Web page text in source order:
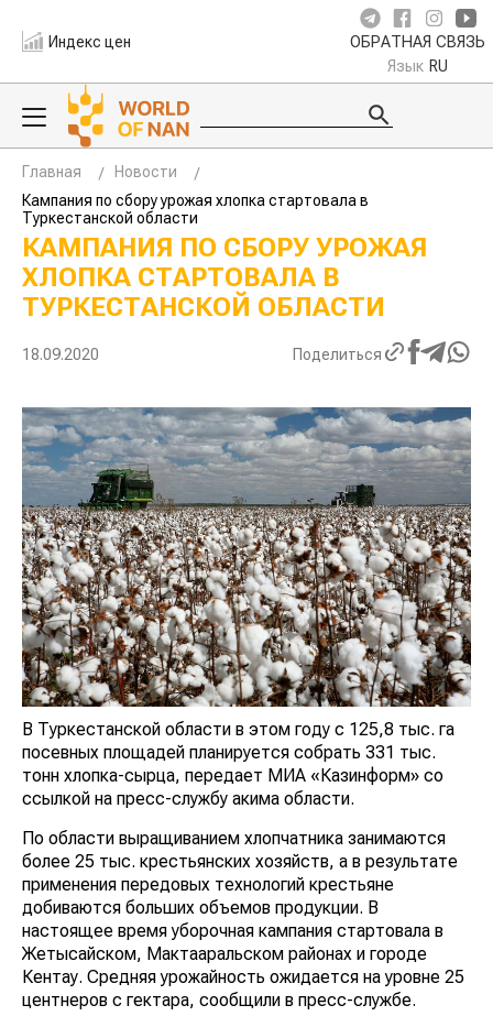
Индекс цен ОБРАТНАЯ СВЯЗЬ
Язык RU
Главная
Новости
Кампания по сбору урожая хлопка стартовала в
Туркестанской области
КАМПАНИЯ ПО СБОРУ УРОЖАЯ
ХЛОПКА СТАРТОВАЛА В
ТУРКЕСТАНСКОЙ ОБЛАСТИ
18.09.2020 Поделиться
В Туркестанской области в этом году с 125,8 тыс. га
посевных площадей планируется собрать 331 тыс.
тонн хлопка-сырца, передает МИА «Казинформ» со
ссылкой на пресс-службу акима области.
По области выращиванием хлопчатника занимаются
более 25 тыс. крестьянских хозяйств, а в результате
применения передовых технологий крестьяне
добиваются больших объемов продукции. В
настоящее время уборочная кампания стартовала в
Жетысайском, Мактааральском районах и городе
Кентау. Средняя урожайность ожидается на уровне 25
центнеров с гектара, сообщили в пресс-службе.